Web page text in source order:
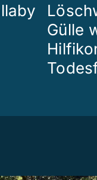
Gülle